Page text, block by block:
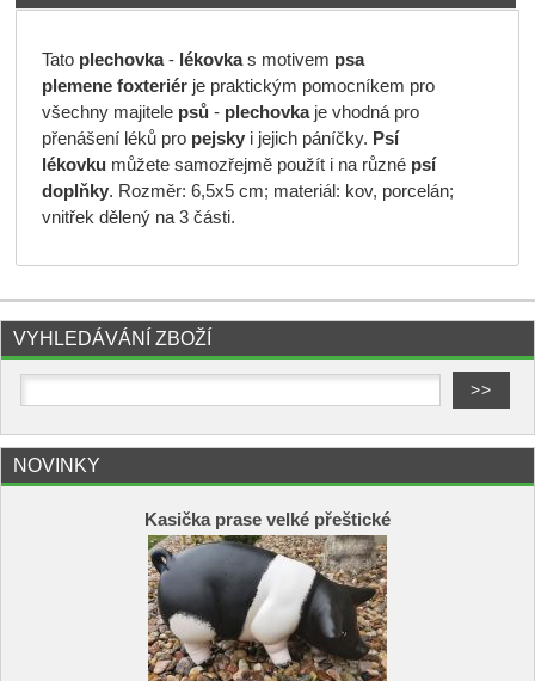
Tato plechovka- lékovkas motivem psa
plemene foxteriérje praktickým pomocníkem pro
všechny majitele psů- plechovkaje vhodná pro
přenášení léků pro pejskyi jejich páníčky. Psí
lékovkumůžete samozřejmě použít i na různé psí
doplňky. Rozměr: 6,5x5 cm; materiál: kov, porcelán;
vnitřek dělený na 3 části.
VYHLEDÁVÁNÍ ZBOŽÍ
NOVINKY
Kasička prase velké přeštické